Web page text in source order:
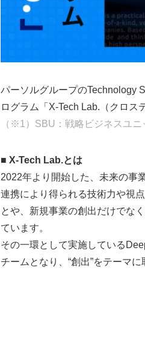
パーソルグループのTechnology
ログラム「X-Tech Lab.（クロス
（※1）SBU：戦略ビジネスユニ
■ X-Tech Lab.とは
2022年より開始した、未来の事
連携により得られる技術力や視
とや、新規事業の創出だけでな
ています。
その一環として実施している
チームとなり、“創出”をテーマ